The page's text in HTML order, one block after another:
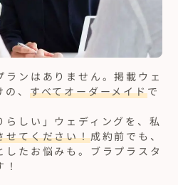
ランはありません。掲載ウェ
、 すべてオーダーメイドで
しい」ウェディングを、私
せてください！成約前でも、
たお悩みも。ブラプラスタ